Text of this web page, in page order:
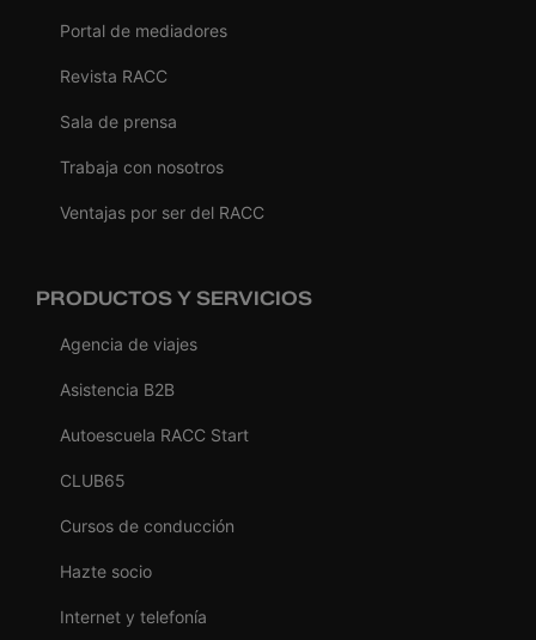
Portal de mediadores
Revista RACC
Sala de prensa
Trabaja con nosotros
Ventajas por ser del RACC
PRODUCTOS Y SERVICIOS
Agencia de viajes
Asistencia B2B
Autoescuela RACC Start
CLUB65
Cursos de conducción
Hazte socio
Internet y telefonía